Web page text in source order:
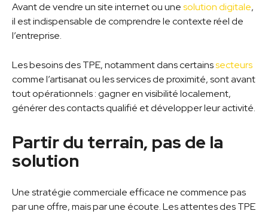
Avant de vendre un site internet ou unesolution digitale,
il est indispensable de comprendre le contexte réel de
l’entreprise.
Les besoins des TPE, notamment dans certainssecteurs
comme l’artisanat ou les services de proximité, sont avant
tout opérationnels : gagner en visibilité localement,
générer des contacts qualifié et développer leur activité.
Partir du terrain, pas de la
solution
Une stratégie commerciale efficace ne commence pas
par une offre, mais par une écoute. Les attentes des TPE